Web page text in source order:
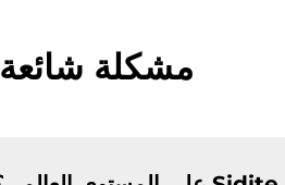
مشكلة شائعة